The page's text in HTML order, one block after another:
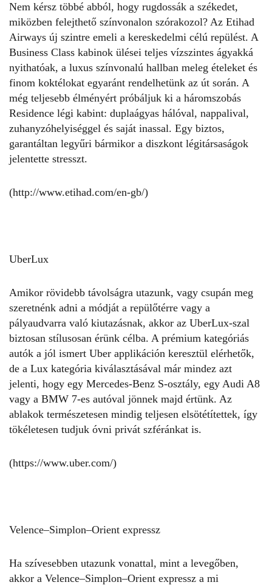
Nem kérsz többé abból, hogy rugdossák a székedet,
miközben felejthető színvonalon szórakozol? Az Etihad
Airways új szintre emeli a kereskedelmi célú repülést. A
Business Class kabinok ülései teljes vízszintes ágyakká
nyithatóak, a luxus színvonalú hallban meleg ételeket és
finom koktélokat egyaránt rendelhetünk az út során. A
még teljesebb élményért próbáljuk ki a háromszobás
Residence légi kabint: duplaágyas hálóval, nappalival,
zuhanyzóhelyiséggel és saját inassal. Egy biztos,
garantáltan legyűri bármikor a diszkont légitársaságok
jelentette stresszt.
(http://www.etihad.com/en-gb/)
UberLux
Amikor rövidebb távolságra utazunk, vagy csupán meg
szeretnénk adni a módját a repülőtérre vagy a
pályaudvarra való kiutazásnak, akkor az UberLux-szal
biztosan stílusosan érünk célba. A prémium kategóriás
autók a jól ismert Uber applikáción keresztül elérhetők,
de a Lux kategória kiválasztásával már mindez azt
jelenti, hogy egy Mercedes-Benz S-osztály, egy Audi A8
vagy a BMW 7-es autóval jönnek majd értünk. Az
ablakok természetesen mindig teljesen elsötétítettek, így
tökéletesen tudjuk óvni privát szféránkat is.
(https://www.uber.com/)
Velence–Simplon–Orient expressz
Ha szívesebben utazunk vonattal, mint a levegőben,
akkor a Velence–Simplon–Orient expressz a mi